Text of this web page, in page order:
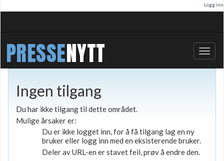
Logg inn
PRESSENYTT
Bytt
Ingen tilgang
Du har ikke tilgang til dette området.
Mulige årsaker er:
Du er ikke logget inn, for å få tilgang lag en ny
bruker eller logg inn med en eksisterende bruker.
Deler av URL-en er stavet feil, prøv å endre den.